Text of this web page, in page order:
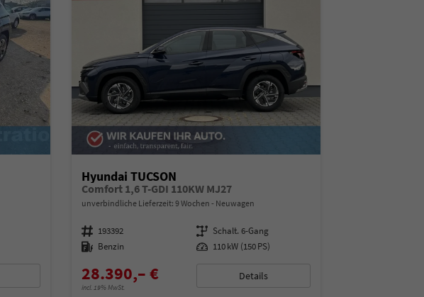
Hyundai TUCSON
Comfort 1,6 T-GDI 110KW MJ27
unverbindliche Lieferzeit:9 Wochen Neuwagen
Fahrzeugnummer 193392 Getriebe Schalt. 6-Gang
Kraftstoff Benzin Leistung 110 kW (150 PS)
28.390,– €
incl. 19% MwSt.
Details